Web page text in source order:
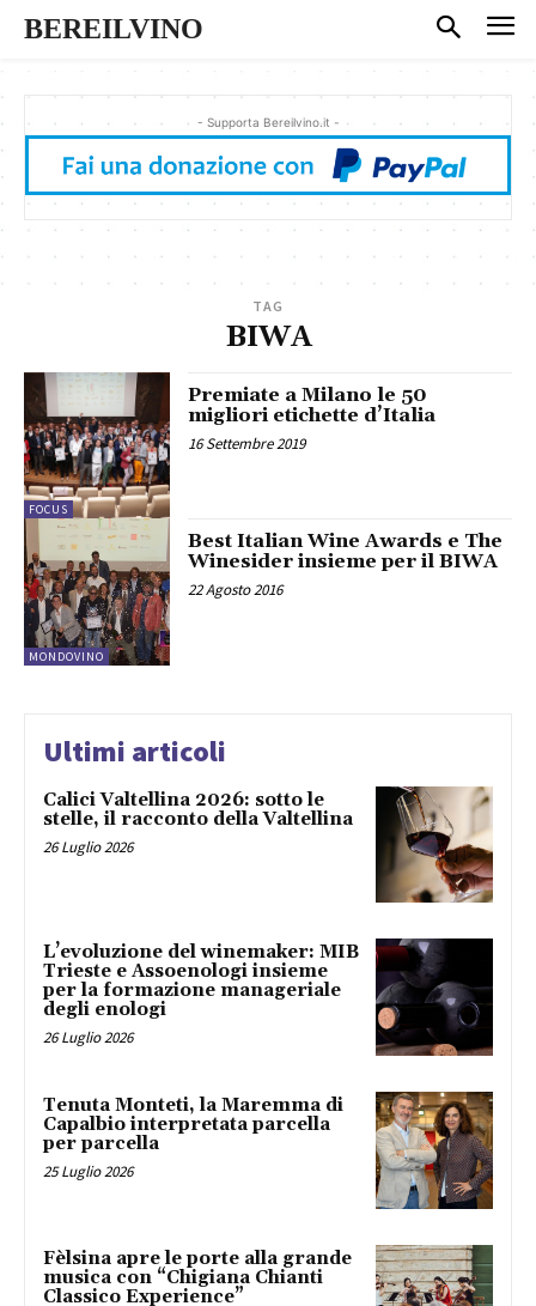
BEREILVINO
- Supporta Bereilvino.it -
TAG
BIWA
FOCUS
Premiate a Milano le 50
migliori etichette d’Italia
16 Settembre 2019
MONDOVINO
Best Italian Wine Awards e The
Winesider insieme per il BIWA
22 Agosto 2016
Ultimi articoli
Calici Valtellina 2026: sotto le
stelle, il racconto della Valtellina
26 Luglio 2026
L’evoluzione del winemaker: MIB
Trieste e Assoenologi insieme
per la formazione manageriale
degli enologi
26 Luglio 2026
Tenuta Monteti, la Maremma di
Capalbio interpretata parcella
per parcella
25 Luglio 2026
Fèlsina apre le porte alla grande
musica con “Chigiana Chianti
Classico Experience”